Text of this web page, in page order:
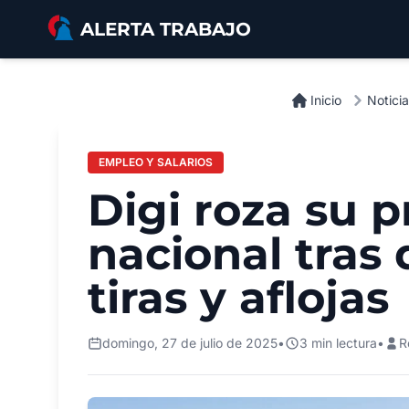
Saltar al contenido principal
ALERTA TRABAJO
Inicio
EMPLEO Y SALARIOS
Digi roza su
nacional tras
tiras y aflojas
domingo, 27 de julio de 2025• 3 min lectura•